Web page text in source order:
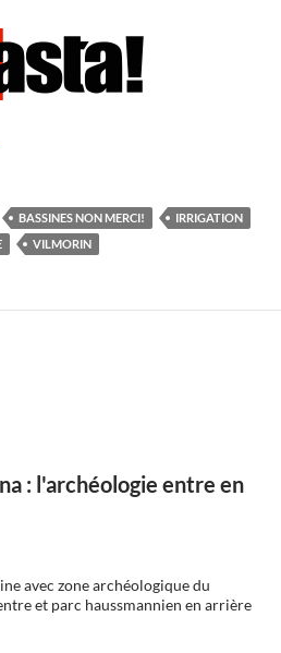
géant Limagrain derrière le plus
BASSINES NON MERCI!
IRRIGATION
VILMORIN
: l'archéologie entre en